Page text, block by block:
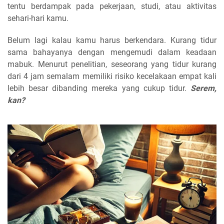
tentu berdampak pada pekerjaan, studi, atau aktivitas
sehari-hari kamu.
Belum lagi kalau kamu harus berkendara. Kurang tidur
sama bahayanya dengan mengemudi dalam keadaan
mabuk. Menurut penelitian, seseorang yang tidur kurang
dari 4 jam semalam memiliki risiko kecelakaan empat kali
lebih besar dibanding mereka yang cukup tidur. Serem,
kan?